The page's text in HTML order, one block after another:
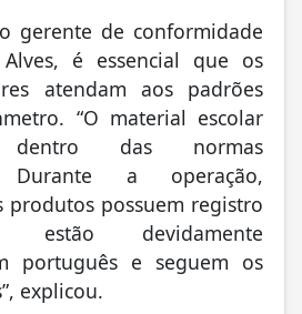
gerente de conformidade
é essencial que os
atendam aos padrões
“O material escolar
das normas
Durante a operação,
produtos possuem registro
devidamente
português e seguem os
explicou.